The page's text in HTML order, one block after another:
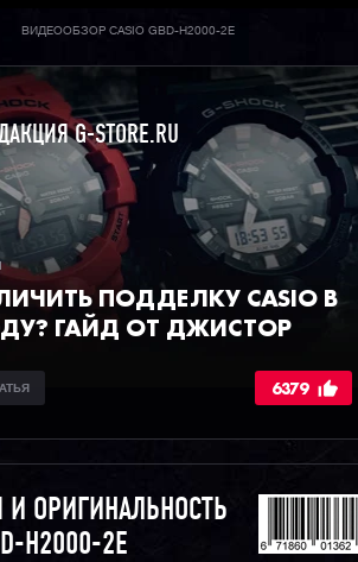
ВИДЕООБЗОР CASIO GBD-H2000-2E
G-STORE.RU
ПОДДЕЛКУ CASIO В
ГАЙД ОТ ДЖИСТОР
6379
И ОРИГИНАЛЬНОСТЬ
H2000-2E